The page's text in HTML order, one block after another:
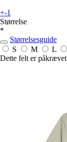
+-1
Størrelse
*
Størrelsesguide
S
M L
Dette felt er påkrævet